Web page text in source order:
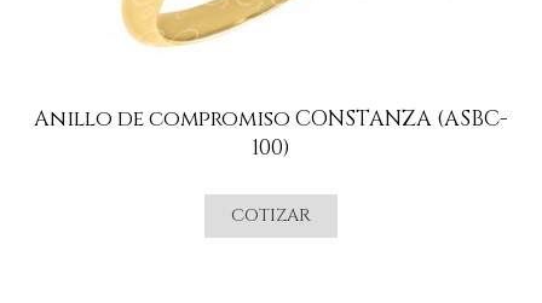
Anillo de compromiso CONSTANZA (ASBC-
100)
COTIZAR